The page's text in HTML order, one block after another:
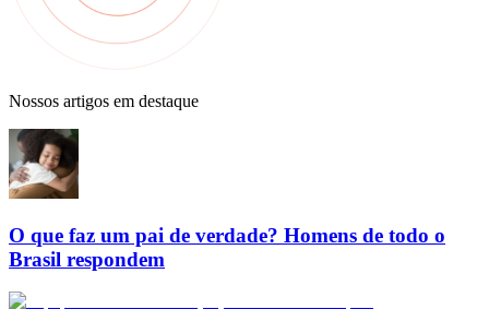
Nossos artigos em destaque
O que faz um pai de verdade? Homens de todo o
Brasil respondem